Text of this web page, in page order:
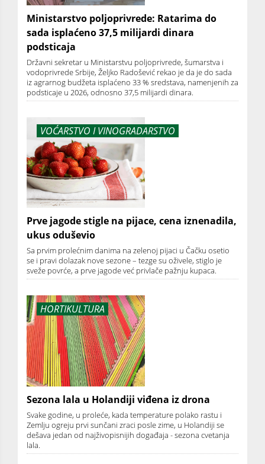
Ministarstvo poljoprivrede: Ratarima do
sada isplaćeno 37,5 milijardi dinara
podsticaja
Državni sekretar u Ministarstvu poljoprivrede, šumarstva i
vodoprivrede Srbije, Željko Radošević rekao je da je do sada
iz agrarnog budžeta isplaćeno 33 % sredstava, namenjenih za
podsticaje u 2026, odnosno 37,5 milijardi dinara.
VOĆARSTVO I VINOGRADARSTVO
Prve jagode stigle na pijace, cena iznenadila,
ukus oduševio
Sa prvim prolećnim danima na zelenoj pijaci u Čačku osetio
se i pravi dolazak nove sezone – tezge su oživele, stiglo je
sveže povrće, a prve jagode već privlače pažnju kupaca.
HORTIKULTURA
Sezona lala u Holandiji viđena iz drona
Svake godine, u proleće, kada temperature polako rastu i
Zemlju ogreju prvi sunčani zraci posle zime, u Holandiji se
dešava jedan od najživopisnijih događaja - sezona cvetanja
lala.